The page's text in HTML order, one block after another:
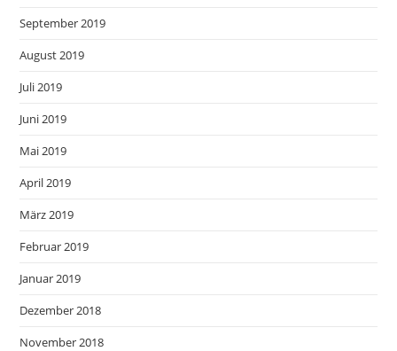
September 2019
August 2019
Juli 2019
Juni 2019
Mai 2019
April 2019
März 2019
Februar 2019
Januar 2019
Dezember 2018
November 2018